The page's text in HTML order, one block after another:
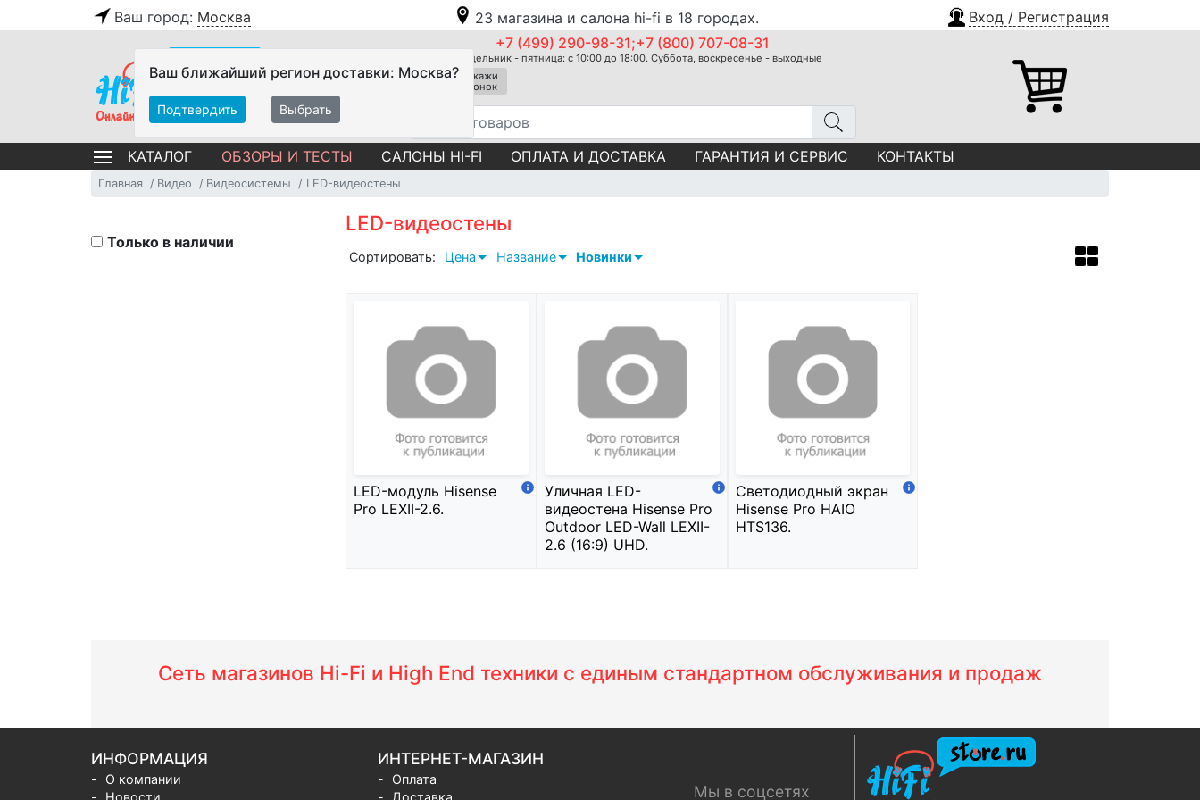
Ваш город: Москва 23 магазина и салона hi-fi в 18 городах. Вход / Регистрация
Ваш ближайший регион доставки: Москва?
Подтвердить Выбрать
+7 (499) 290-98-31;+7 (800) 707-08-31
Понедельник - пятница: с 10:00 до 18:00. Суббота, воскресенье - выходные
Закажи
звонок
КАТАЛОГ ОБЗОРЫ И ТЕСТЫ САЛОНЫ HI-FI ОПЛАТА И ДОСТАВКА ГАРАНТИЯ И СЕРВИС КОНТАКТЫ
Главная Видео Видеосистемы LED-видеостены
LED-видеостены
Сортировать: Цена Название Новинки
LED-модуль Hisense
Pro LEXII-2.6.
Уличная LED-
видеостена Hisense Pro
Outdoor LED-Wall LEXII-
2.6 (16:9) UHD.
Светодиодный экран
Hisense Pro HAIO
HTS136.
Только в наличии
Сеть магазинов Hi-Fi и High End техники с единым стандартном обслуживания и продаж
ИНФОРМАЦИЯ
О компании
Новости
ИНТЕРНЕТ-МАГАЗИН
Оплата
Доставка
Мы в соцсетях